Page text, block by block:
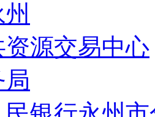
源交易中心